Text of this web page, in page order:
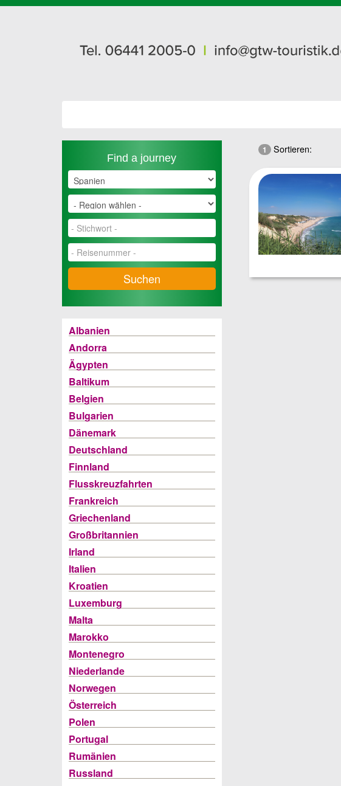
Find a journey
Suchen
Albanien
Andorra
Ägypten
Baltikum
Belgien
Bulgarien
Dänemark
Deutschland
Finnland
Flusskreuzfahrten
Frankreich
Griechenland
Großbritannien
Irland
Italien
Kroatien
Luxemburg
Malta
Marokko
Montenegro
Niederlande
Norwegen
Österreich
Polen
Portugal
Rumänien
Russland
1 Sortieren: